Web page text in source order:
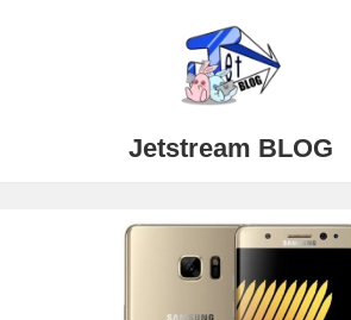
Jetstream BLOG